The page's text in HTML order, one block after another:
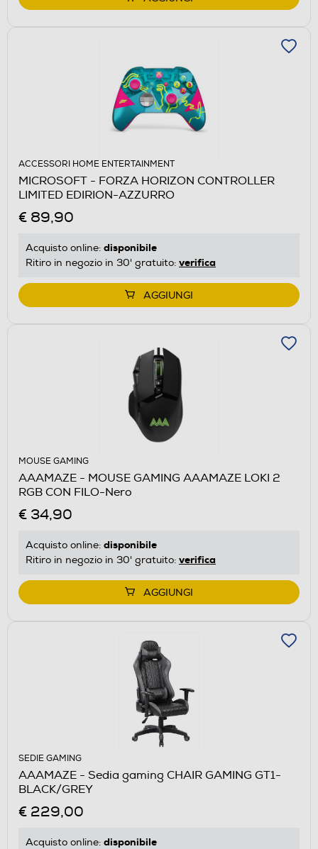
ACCESSORI HOME ENTERTAINMENT
MICROSOFT - FORZA HORIZON CONTROLLER
LIMITED EDIRION-AZZURRO
€ 89,90
Acquisto online: disponibile
Ritiro in negozio in 30' gratuito: verifica
AGGIUNGI
MOUSE GAMING
AAAMAZE - MOUSE GAMING AAAMAZE LOKI 2
RGB CON FILO-Nero
€ 34,90
Acquisto online: disponibile
Ritiro in negozio in 30' gratuito: verifica
AGGIUNGI
SEDIE GAMING
AAAMAZE - Sedia gaming CHAIR GAMING GT1-
BLACK/GREY
€ 229,00
Acquisto online: disponibile